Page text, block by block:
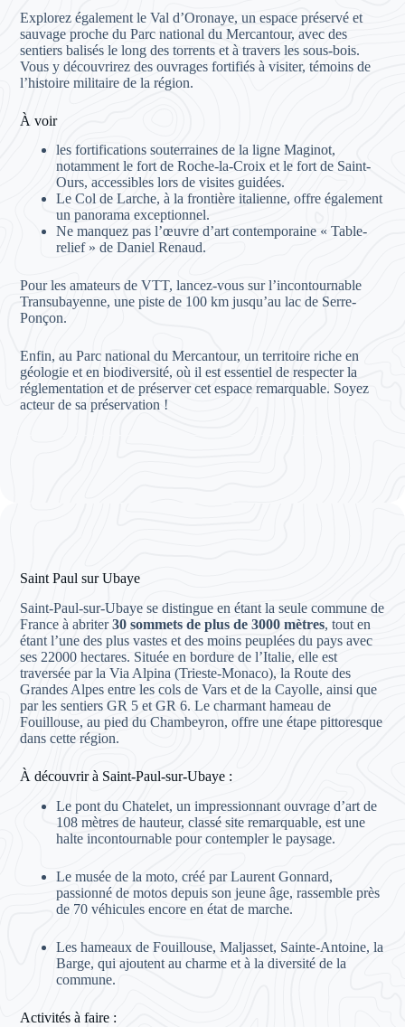
Explorez également le Val d’Oronaye, un espace préservé et
sauvage proche du Parc national du Mercantour, avec des
sentiers balisés le long des torrents et à travers les sous-bois.
Vous y découvrirez des ouvrages fortifiés à visiter, témoins de
l’histoire militaire de la région.
À voir
les fortifications souterraines de la ligne Maginot,
notamment le fort de Roche-la-Croix et le fort de Saint-
Ours, accessibles lors de visites guidées.
Le Col de Larche, à la frontière italienne, offre également
un panorama exceptionnel.
Ne manquez pas l’œuvre d’art contemporaine « Table-
relief » de Daniel Renaud.
Pour les amateurs de VTT, lancez-vous sur l’incontournable
Transubayenne, une piste de 100 km jusqu’au lac de Serre-
Ponçon.
Enfin, au Parc national du Mercantour, un territoire riche en
géologie et en biodiversité, où il est essentiel de respecter la
réglementation et de préserver cet espace remarquable. Soyez
acteur de sa préservation !
Saint Paul sur Ubaye
Saint-Paul-sur-Ubaye se distingue en étant la seule commune de
France à abriter30 sommets de plus de 3000 mètres, tout en
étant l’une des plus vastes et des moins peuplées du pays avec
ses 22000 hectares. Située en bordure de l’Italie, elle est
traversée par la Via Alpina (Trieste-Monaco), la Route des
Grandes Alpes entre les cols de Vars et de la Cayolle, ainsi que
par les sentiers GR 5 et GR 6. Le charmant hameau de
Fouillouse, au pied du Chambeyron, offre une étape pittoresque
dans cette région.
À découvrir à Saint-Paul-sur-Ubaye :
Le pont du Chatelet, un impressionnant ouvrage d’art de
108 mètres de hauteur, classé site remarquable, est une
halte incontournable pour contempler le paysage.
Le musée de la moto, créé par Laurent Gonnard,
passionné de motos depuis son jeune âge, rassemble près
de 70 véhicules encore en état de marche.
Les hameaux de Fouillouse, Maljasset, Sainte-Antoine, la
Barge, qui ajoutent au charme et à la diversité de la
commune.
Activités à faire :